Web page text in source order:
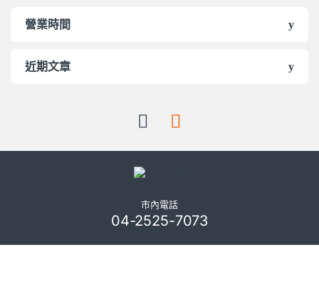
營業時間
近期文章
市內電話
04-2525-7073